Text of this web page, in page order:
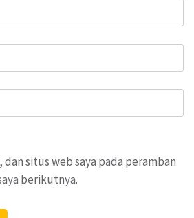
situs web saya pada peramban
berikutnya.